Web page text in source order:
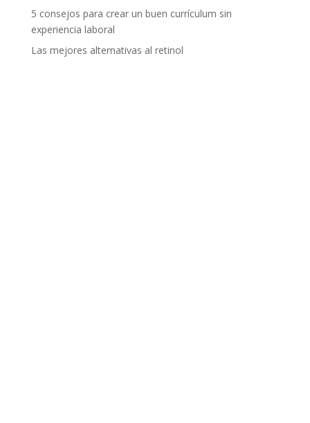
5 consejos para crear un buen currículum sin
experiencia laboral
Las mejores alternativas al retinol